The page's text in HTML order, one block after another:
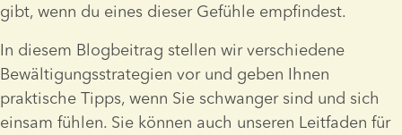
gibt, wenn du eines dieser Gefühle empfindest.
In diesem Blogbeitrag stellen wir verschiedene
Bewältigungsstrategien vor und geben Ihnen
praktische Tipps, wenn Sie schwanger sind und sich
einsam fühlen. Sie können auch unseren Leitfaden für